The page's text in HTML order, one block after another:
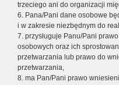
trzeciego ani do organizacji
6. Pana/Pani dane osobowe
i w zakresie niezbędnym do
7. przysługuje Panu/Pani
osobowych oraz ich
przetwarzania lub prawo do
przetwarzania,
8. ma Pan/Pani prawo